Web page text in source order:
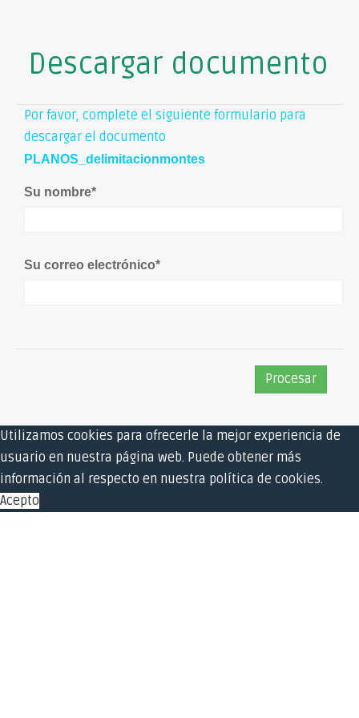
Descargar documento
Por favor, complete el siguiente formulario para
descargar el documento
PLANOS_delimitacionmontes
Su nombre*
Su correo electrónico*
Utilizamos cookies para ofrecerle la mejor experiencia de
usuario en nuestra página web. Puede obtener más
información al respecto en nuestra política de cookies.
Acepto